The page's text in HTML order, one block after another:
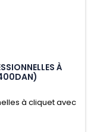
À
à cliquet avec
simple et rapide